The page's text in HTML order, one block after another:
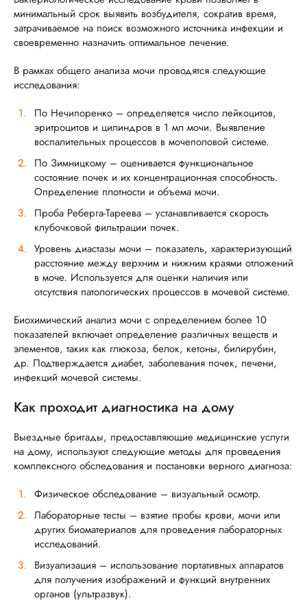
минимальный срок выявить возбудителя, сократив время,
затрачиваемое на поиск возможного источника инфекции и
своевременно назначить оптимальное лечение.
В рамках общего анализа мочи проводятся следующие
исследования:
По Нечипоренко – определяется число лейкоцитов,
эритроцитов и цилиндров в 1 мл мочи. Выявление
воспалительных процессов в мочеполовой системе.
По Зимницкому – оценивается функциональное
состояние почек и их концентрационная способность.
Определение плотности и объема мочи.
Проба Реберга-Тареева – устанавливается скорость
клубочковой фильтрации почек.
Уровень диастазы мочи – показатель, характеризующий
расстояние между верхним и нижним краями отложений
в моче. Используется для оценки наличия или
отсутствия патологических процессов в мочевой системе.
Биохимический анализ мочи с определением более 10
показателей включает определение различных веществ и
элементов, таких как глюкоза, белок, кетоны, билирубин,
др. Подтверждается диабет, заболевания почек, печени,
инфекций мочевой системы.
Как проходит диагностика на дому
Выездные бригады, предоставляющие медицинские услуги
на дому, используют следующие методы для проведения
комплексного обследования и постановки верного диагноза:
Физическое обследование – визуальный осмотр.
Лабораторные тесты – взятие пробы крови, мочи или
других биоматериалов для проведения лабораторных
исследований.
Визуализация – использование портативных аппаратов
для получения изображений и функций внутренних
органов (ультразвук).